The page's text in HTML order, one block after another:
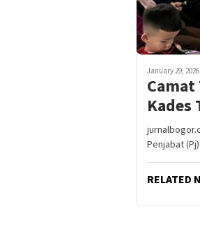
January 29, 2026
Kades
Penjabat
RELATED